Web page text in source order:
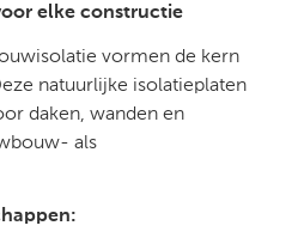
elke constructie
vormen de kern
natuurlijke isolatieplaten
daken, wanden en
als